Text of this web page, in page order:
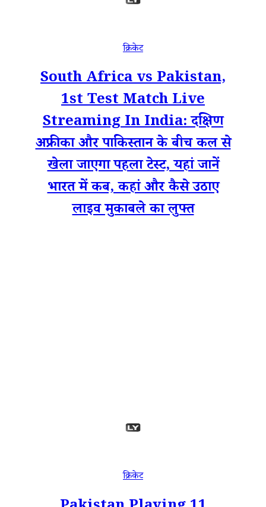
क्रिकेट
South Africa vs Pakistan,
1st Test Match Live
Streaming In India: दक्षिण
अफ्रीका और पाकिस्तान के बीच कल से
खेला जाएगा पहला टेस्ट, यहां जानें
भारत में कब, कहां और कैसे उठाए
लाइव मुकाबले का लुफ्त
क्रिकेट